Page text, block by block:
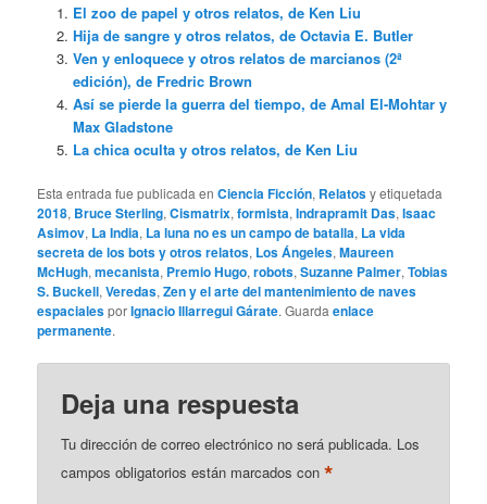
El zoo de papel y otros relatos, de Ken Liu
Hija de sangre y otros relatos, de Octavia E. Butler
Ven y enloquece y otros relatos de marcianos (2ª
edición), de Fredric Brown
Así se pierde la guerra del tiempo, de Amal El-Mohtar y
Max Gladstone
La chica oculta y otros relatos, de Ken Liu
Esta entrada fue publicada enCiencia Ficción, Relatosy etiquetada
2018, Bruce Sterling,Cismatrix,formista,Indrapramit Das,Isaac
Asimov, La India, La luna no es un campo de batalla, La vida
secreta de los bots y otros relatos, Los Ángeles,Maureen
McHugh,mecanista, Premio Hugo,robots,Suzanne Palmer,Tobias
S. Buckell,Veredas,Zen y el arte del mantenimiento de naves
espacialesporIgnacio Illarregui Gárate. Guardaenlace
permanente.
Deja una respuesta
Tu dirección de correo electrónico no será publicada. Los
campos obligatorios están marcados con*